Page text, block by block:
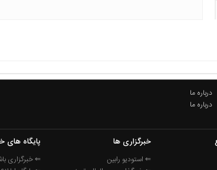
درباره ما
درباره ما
خبرگزاری ها
⇐ استودیو رابین
پایگاه های
⇐ خبرگزاری